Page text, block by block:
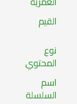
القيم
نوع
المحتوي
اسم
السلسلة